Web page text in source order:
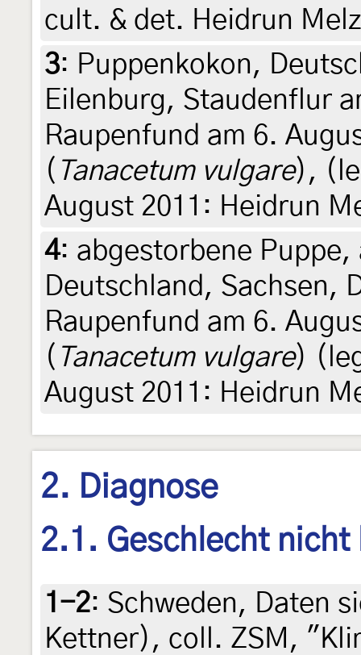
cult. & det. Heidrun
3: Puppenkokon,
Eilenburg, Staudenflur
Raupenfund am 6.
( Tanacetum vulgare),
August 2011: Heidrun
4: abgestorbene
Deutschland, Sachsen,
Raupenfund am 6.
( Tanacetum vulgare)
August 2011: Heidrun
2. Diagnose
2.1. Geschlecht nicht
1-2: Schweden, Daten
Kettner), coll. ZSM,